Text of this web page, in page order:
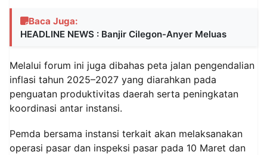
Baca Juga:
HEADLINE NEWS : Banjir Cilegon-Anyer Meluas
Melalui forum ini juga dibahas peta jalan pengendalian
inflasi tahun 2025–2027 yang diarahkan pada
penguatan produktivitas daerah serta peningkatan
koordinasi antar instansi.
Pemda bersama instansi terkait akan melaksanakan
operasi pasar dan inspeksi pasar pada 10 Maret dan